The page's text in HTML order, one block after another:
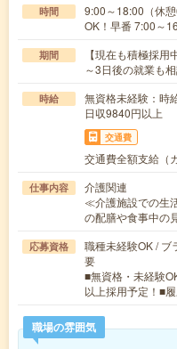
時間
9:00～18:00（休
OK！早番 7:00～
期間
【現在も積極採
～3日後の就業も
時給
無資格未経験：
日収9840円以上
交通費
交通費全額支給（
仕事内容
介護関連
≪介護施設での生
の配膳や食事中の
応募資格
職種未経験OK / ブ
要
■無資格・未経験
以上採用予定！■
職場の雰囲気